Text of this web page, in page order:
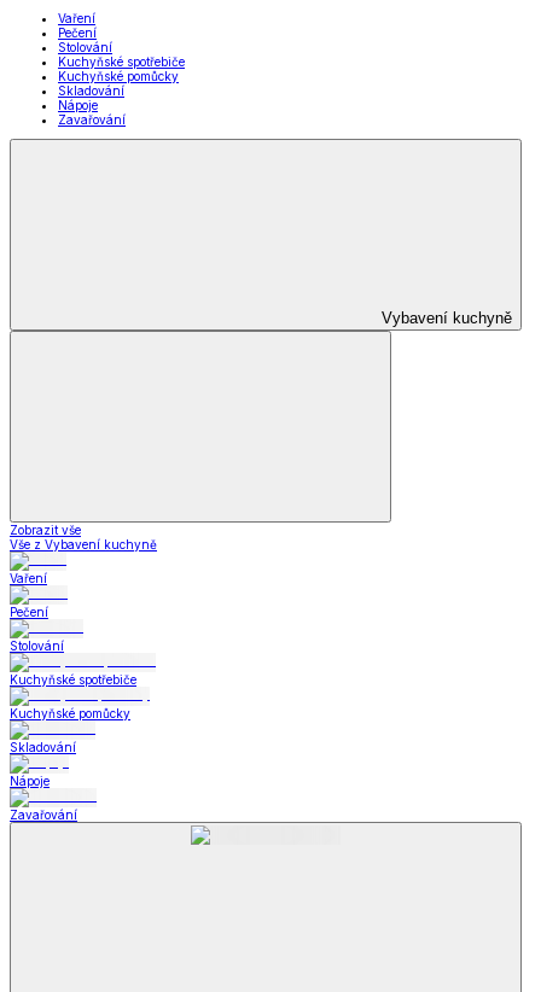
Vaření
Pečení
Stolování
Kuchyňské spotřebiče
Kuchyňské pomůcky
Skladování
Nápoje
Zavařování
Vybavení kuchyně
Zobrazit vše
Vše z Vybavení kuchyně
Vaření
Pečení
Stolování
Kuchyňské spotřebiče
Kuchyňské pomůcky
Skladování
Nápoje
Zavařování